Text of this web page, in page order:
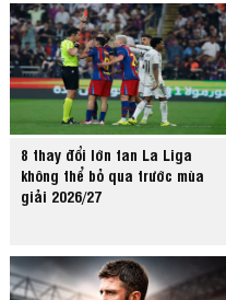
8 thay đổi lớn fan La Liga
không thể bỏ qua trước mùa
giải 2026/27